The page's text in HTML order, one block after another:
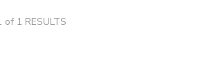
1 RESULTS